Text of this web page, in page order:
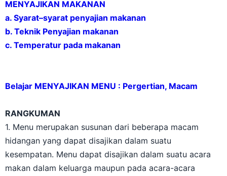
MENYAJIKAN MAKANAN
a. Syarat–syarat penyajian makanan
b. Teknik Penyajian makanan
c. Temperatur pada makanan
Belajar MENYAJIKAN MENU : Pergertian, Macam
RANGKUMAN
1. Menu merupakan susunan dari beberapa macam
hidangan yang dapat disajikan dalam suatu
kesempatan. Menu dapat disajikan dalam suatu acara
makan dalam keluarga maupun pada acara-acara